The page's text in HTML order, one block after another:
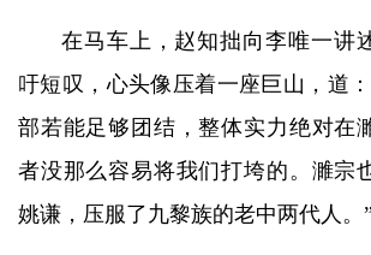
在马车上，赵知拙向李唯一讲
吁短叹，心头像压着一座巨山，道
部若能足够团结，整体实力绝对在
者没那么容易将我们打垮的。濉宗
姚谦，压服了九黎族的老中两代人。”